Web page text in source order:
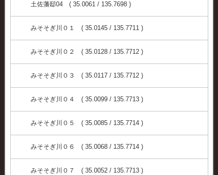
土佐藩邸04 ( 35.0061 / 135.7698 )
みそそぎ川０１ ( 35.0145 / 135.7711 )
みそそぎ川０２ ( 35.0128 / 135.7712 )
みそそぎ川０３ ( 35.0117 / 135.7712 )
みそそぎ川０４ ( 35.0099 / 135.7713 )
みそそぎ川０５ ( 35.0085 / 135.7714 )
みそそぎ川０６ ( 35.0068 / 135.7714 )
みそそぎ川０７ ( 35.0052 / 135.7713 )